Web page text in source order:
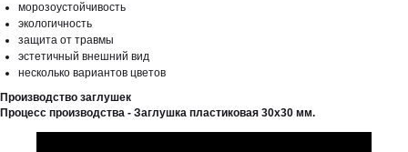
морозоустойчивость
экологичность
защита от травмы
эстетичный внешний вид
несколько вариантов цветов
Производство заглушек
Процесс производства - Заглушка пластиковая 30х30 мм.